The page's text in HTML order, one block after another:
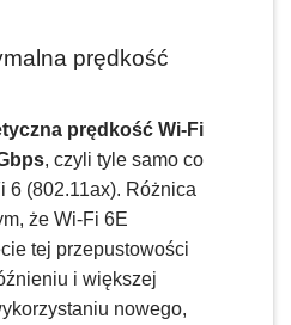
prędkość
prędkość Wi-Fi
, czyli tyle samo co
6 (802.11ax). Różnica
że Wi-Fi 6E
tej przepustowości
i większej
nowego,